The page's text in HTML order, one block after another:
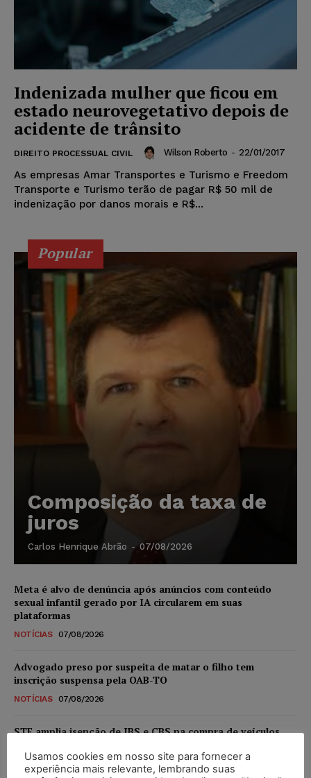
Indenizada mulher que ficou em
estado neurovegetativo depois de
acidente de trânsito
DIREITO PROCESSUAL CIVIL Wilson Roberto - 22/01/2017
As empresas Amar Transportes e Turismo e Freedom
Transporte e Turismo terão de pagar R$ 50 mil de
indenização por danos morais e R$...
Popular
Composição da taxa de
juros
Carlos Henrique Abrão - 07/08/2026
Meta é alvo de denúncia após anúncios com conteúdo
sexual infantil gerado por IA circularem em suas
plataformas
NOTÍCIAS 07/08/2026
Advogado preso por suspeita de matar o filho tem
inscrição suspensa pela OAB-TO
NOTÍCIAS 07/08/2026
STF amplia isenção de IBS e CBS na compra de veículos
níveis
Usamos cookies em nosso site para fornecer a
experiência mais relevante, lembrando suas